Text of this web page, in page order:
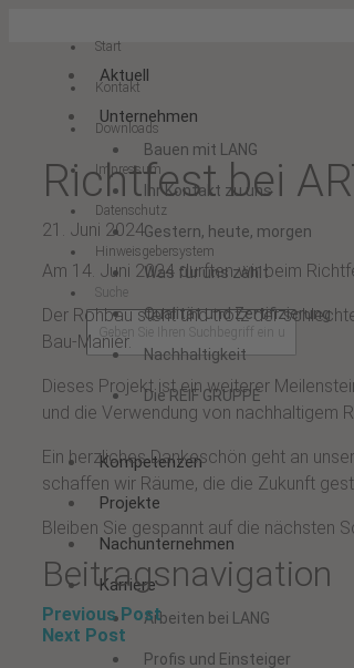
Start
Kontakt
Downloads
Impressum
Datenschutz
Hinweisgebersystem
Suche
Aktuell
Unternehmen
Bauen mit LANG
Ihr Kontakt zu uns
Gestern, heute, morgen
Was für uns zählt
Qualität und Zertifizierung
Nachhaltigkeit
Die REIF GRUPPE
Kompetenzen
Projekte
Nachunternehmen
Karriere
Arbeiten bei LANG
Profis und Einsteiger
Richtfest bei
21. Juni 2024
Am 14. Juni 2024 durften wir beim
Der Rohbau steht und trotz der
Bau-Manier.
Dieses Projekt ist ein weiterer
und die Verwendung von nachhaltigem
Ein herzliches Dankeschön geht an
schaffen wir Räume, die die Zukunft
Bleiben Sie gespannt auf die nächsten
Beitragsnavigation
Previous Post
Next Post